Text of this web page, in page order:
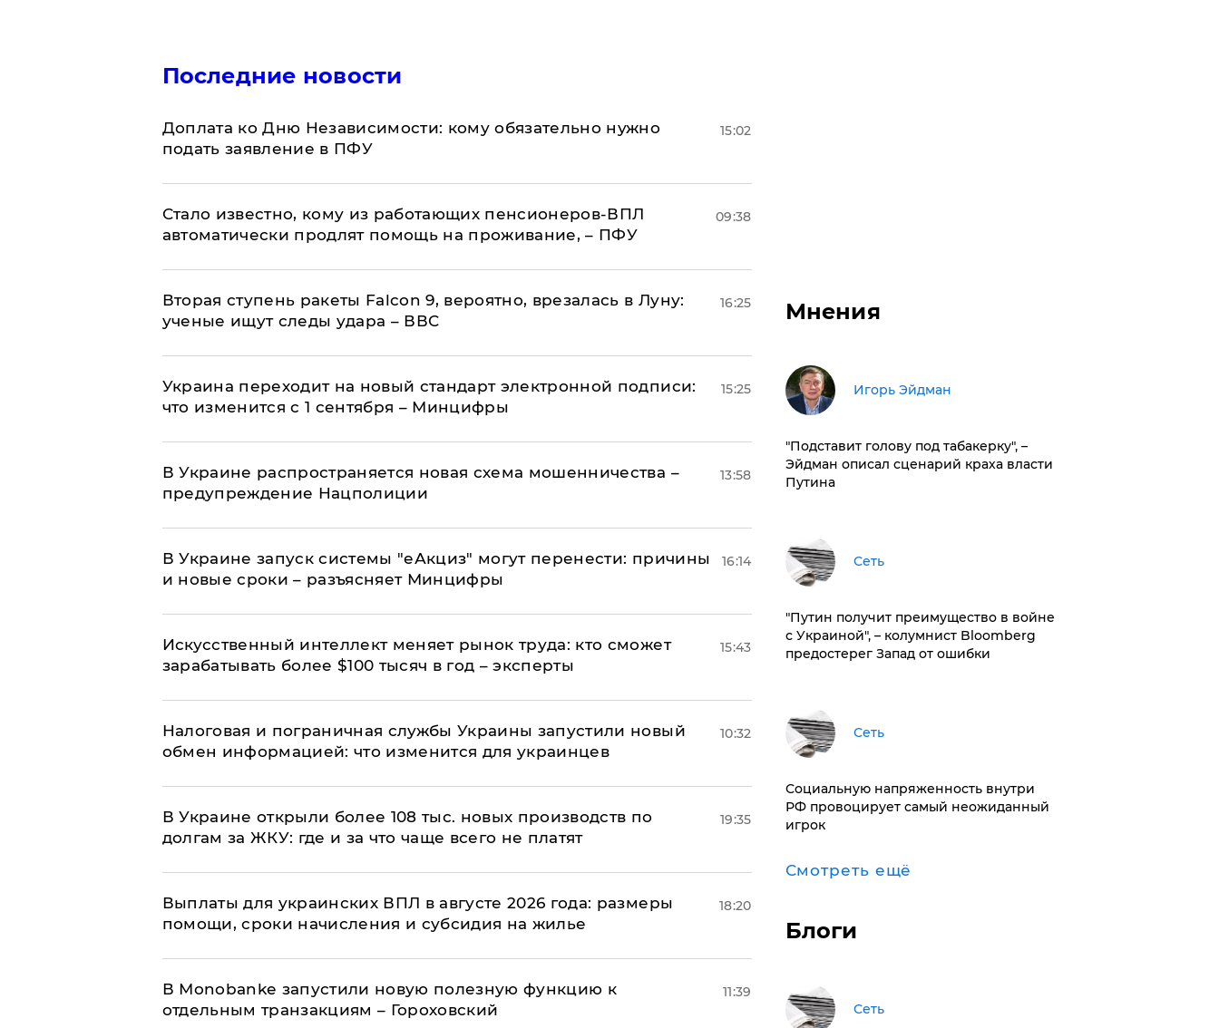
Последние новости
Доплата ко Дню Независимости: кому обязательно нужно
подать заявление в ПФУ
15:02
Стало известно, кому из работающих пенсионеров-ВПЛ
автоматически продлят помощь на проживание, – ПФУ
09:38
Вторая ступень ракеты Falcon 9, вероятно, врезалась в Луну:
ученые ищут следы удара – ВВС
16:25
Украина переходит на новый стандарт электронной подписи:
что изменится с 1 сентября – Минцифры
15:25
В Украине распространяется новая схема мошенничества –
предупреждение Нацполиции
13:58
В Украине запуск системы "еАкциз" могут перенести: причины
и новые сроки – разъясняет Минцифры
16:14
Искусственный интеллект меняет рынок труда: кто сможет
зарабатывать более $100 тысяч в год – эксперты
15:43
Налоговая и пограничная службы Украины запустили новый
обмен информацией: что изменится для украинцев
10:32
В Украине открыли более 108 тыс. новых производств по
долгам за ЖКУ: где и за что чаще всего не платят
19:35
Выплаты для украинских ВПЛ в августе 2026 года: размеры
помощи, сроки начисления и субсидия на жилье
18:20
В Мonobankе запустили новую полезную функцию к
отдельным транзакциям – Гороховский
11:39
Мнения
Игорь Эйдман
​"Подставит голову под табакерку", –
Эйдман описал сценарий краха власти
Путина
Сеть
"Путин получит преимущество в войне
с Украиной", – колумнист Bloomberg
предостерег Запад от ошибки
Сеть
Социальную напряженность внутри
РФ провоцирует самый неожиданный
игрок
Смотреть ещё
Блоги
Сеть